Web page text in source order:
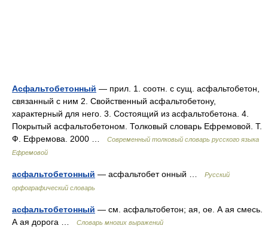
Асфальтобетонный — прил. 1. соотн. с сущ. асфальтобетон,
связанный с ним 2. Свойственный асфальтобетону,
характерный для него. 3. Состоящий из асфальтобетона. 4.
Покрытый асфальтобетоном. Толковый словарь Ефремовой. Т.
Ф. Ефремова. 2000 …
Современный толковый словарь русского языка
Ефремовой
асфальтобетонный — асфальтобет онный …
Русский
орфографический словарь
асфальтобетонный — см. асфальтобетон; ая, ое. А ая смесь.
А ая дорога …
Словарь многих выражений